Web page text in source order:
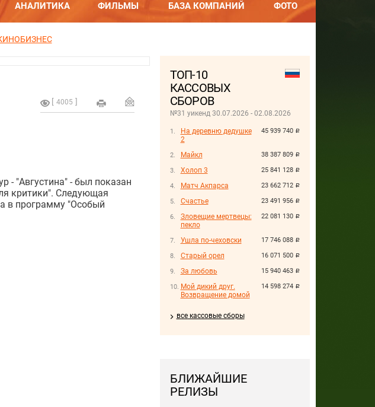
АНАЛИТИКА ФИЛЬМЫ БАЗА КОМПАНИЙ ФОТО
ТОП-10
КАССОВЫХ
СБОРОВ
№31 уикенд 30.07.2026 - 02.08.2026
45 939 740 руб.
На деревню дедушке
2
38 387 809 руб.
Майкл
25 841 128 руб.
Холоп 3
23 662 712 руб.
Матч Акпарса
23 491 956 руб.
Счастье
22 081 130 руб.
Зловещие мертвецы:
пекло
17 746 088 руб.
Ушла по-чеховски
16 071 500 руб.
Старый орел
15 940 463 руб.
За любовь
14 598 274 руб.
Мой дикий друг.
Возвращение домой
все кассовые сборы
БЛИЖАЙШИЕ
РЕЛИЗЫ
4005
- "Августина" - был показан
критики". Следующая
в программу "Особый